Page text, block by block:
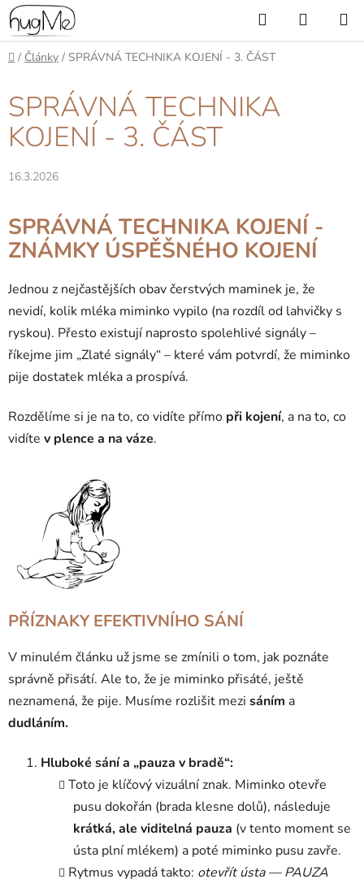
Přejít
na
obsah
Hledat
KOŠÍK
Domů
/ Články / SPRÁVNÁ TECHNIKA KOJENÍ - 3. ČÁST
SPRÁVNÁ TECHNIKA
KOJENÍ - 3. ČÁST
16.3.2026
SPRÁVNÁ TECHNIKA KOJENÍ -
ZNÁMKY ÚSPĚŠNÉHO KOJENÍ
Jednou z nejčastějších obav čerstvých maminek je, že
nevidí, kolik mléka miminko vypilo (na rozdíl od lahvičky s
ryskou). Přesto existují naprosto spolehlivé signály –
říkejme jim „Zlaté signály“ – které vám potvrdí, že miminko
pije dostatek mléka a prospívá.
Rozdělíme si je na to, co vidíte přímo při kojení, a na to, co
vidíte v plence a na váze.
PŘÍZNAKY EFEKTIVNÍHO SÁNÍ
V minulém článku už jsme se zmínili o tom, jak poznáte
správně přisátí. Ale to, že je miminko přisáté, ještě
neznamená, že pije. Musíme rozlišit mezi sáním a
dudláním.
Hluboké sání a „pauza v bradě“:
Toto je klíčový vizuální znak. Miminko otevře
pusu dokořán (brada klesne dolů), následuje
krátká, ale viditelná pauza (v tento moment se
ústa plní mlékem) a poté miminko pusu zavře.
Rytmus vypadá takto: otevřít ústa — PAUZA